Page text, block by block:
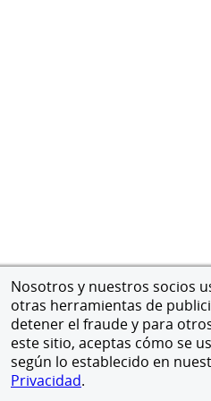
Nosotros y nuestros socios
otras herramientas de
detener el fraude y para
este sitio, aceptas cómo se
según lo establecido en
Privacidad.